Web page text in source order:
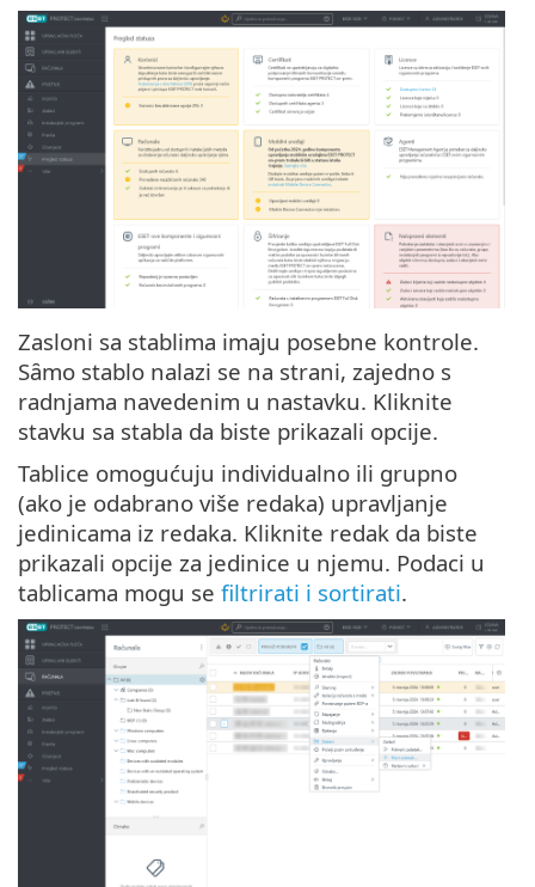
Zasloni sa stablima imaju posebne kontrole.
Sȃmo stablo nalazi se na strani, zajedno s
radnjama navedenim u nastavku. Kliknite
stavku sa stabla da biste prikazali opcije.
Tablice omogućuju individualno ili grupno
(ako je odabrano više redaka) upravljanje
jedinicama iz redaka. Kliknite redak da biste
prikazali opcije za jedinice u njemu. Podaci u
tablicama mogu se filtrirati i sortirati.